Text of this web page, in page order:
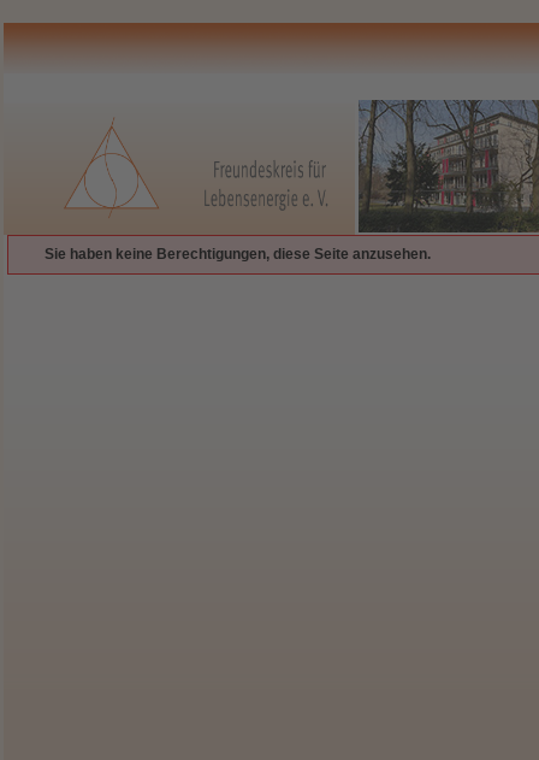
Sie haben keine Berechtigungen, diese Seite anzusehen.